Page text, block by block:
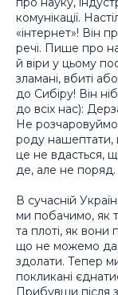
комунікації.
«інтернет»! Він
речі. Пише про
й віри у цьому
зламані, вбиті
до Сибіру! Він
до всіх нас):
Не
роду нашептати,
це не вдасться,
де, але не поряд.
В сучасній
ми побачимо, як
та плоті, як
що не можемо
здолати. Тепер
покликані
Прибувши після